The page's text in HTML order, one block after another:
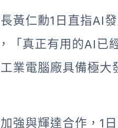
黃仁勳1日直指AI
「真正有用的AI已
業電腦廠具備極
強與輝達合作，1